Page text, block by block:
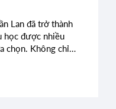
Lan đã trở thành
học được nhiều
chọn. Không chỉ
đánh giá cao nhờ